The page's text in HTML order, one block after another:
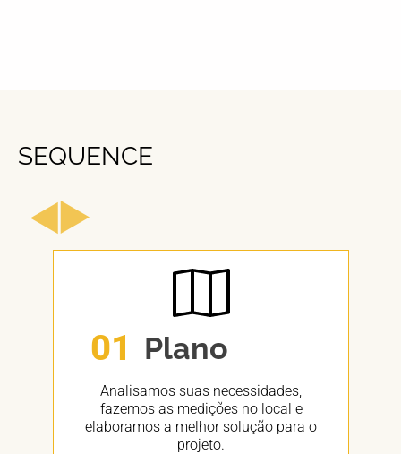
SEQUENCE
01 Plano
Analisamos suas necessidades,
fazemos as medições no local e
elaboramos a melhor solução para o
projeto.